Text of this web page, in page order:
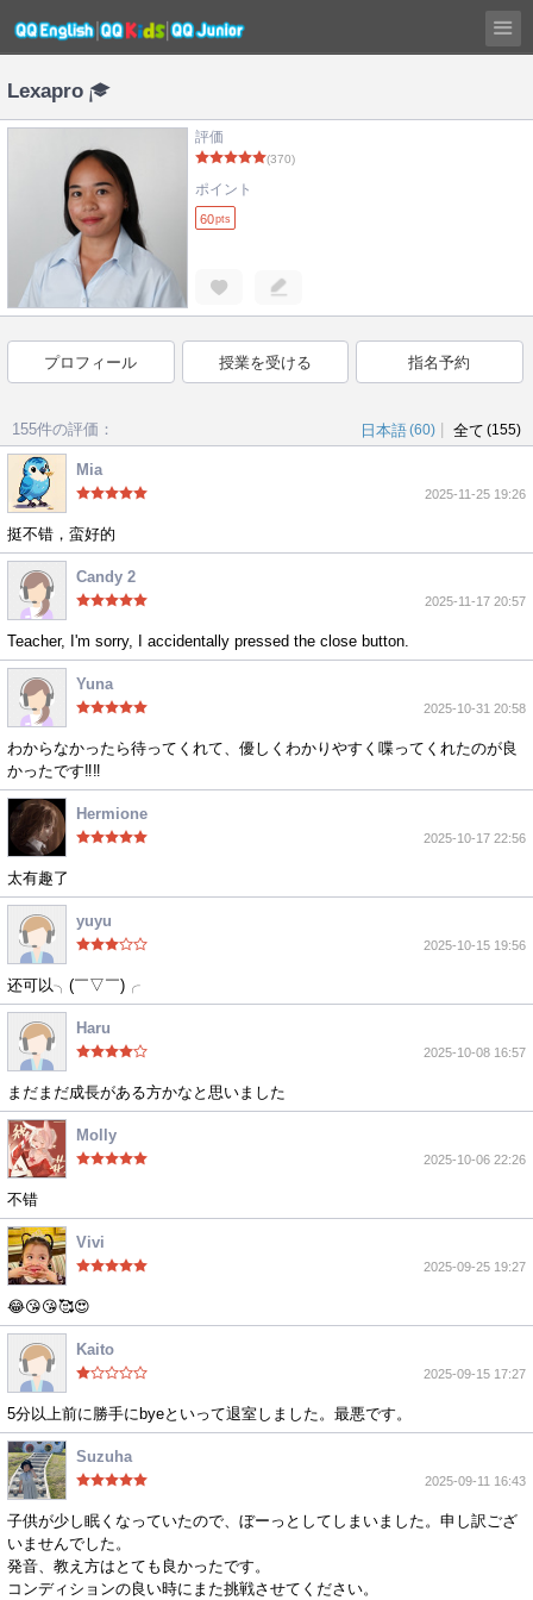
Lexapro
評価
(370)
ポイント
60pts
プロフィール 授業を受ける 指名予約
155件の評価： 日本語(60) 全て (155)
Mia
2025-11-25 19:26
挺不错，蛮好的
Candy 2
2025-11-17 20:57
Teacher, I'm sorry, I accidentally pressed the close button.
Yuna
2025-10-31 20:58
わからなかったら待ってくれて、優しくわかりやすく喋ってくれたのが良
かったです‼️‼️
Hermione
2025-10-17 22:56
太有趣了
yuyu
2025-10-15 19:56
还可以╮(￣▽￣)╭
Haru
2025-10-08 16:57
まだまだ成長がある方かなと思いました
Molly
2025-10-06 22:26
不错
Vivi
2025-09-25 19:27
😂😘😘🥰😍
Kaito
2025-09-15 17:27
5分以上前に勝手にbyeといって退室しました。最悪です。
Suzuha
2025-09-11 16:43
子供が少し眠くなっていたので、ぼーっとしてしまいました。申し訳ござ
いませんでした。
発音、教え方はとても良かったです。
コンディションの良い時にまた挑戦させてください。